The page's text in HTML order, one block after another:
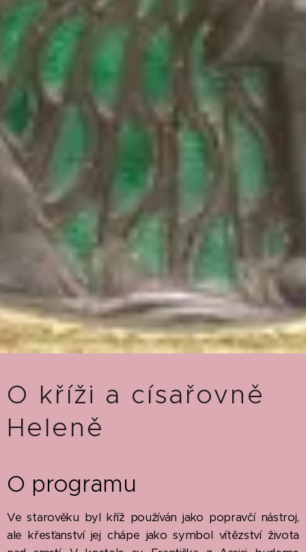
O kříži a císařovně
Heleně
O programu
Ve starověku byl kříž používán jako popravčí nástroj,
ale křesťanství jej chápe jako symbol vítězství života